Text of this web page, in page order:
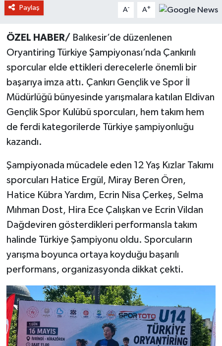
Paylaş A- A+
ÖZEL HABER/ Balıkesir’de düzenlenen
Oryantiring Türkiye Şampiyonası’nda Çankırılı
sporcular elde ettikleri derecelerle önemli bir
başarıya imza attı. Çankırı Gençlik ve Spor İl
Müdürlüğü bünyesinde yarışmalara katılan Eldivan
Gençlik Spor Kulübü sporcuları, hem takım hem
de ferdi kategorilerde Türkiye şampiyonluğu
kazandı.
Şampiyonada mücadele eden 12 Yaş Kızlar Takımı
sporcuları Hatice Ergül, Miray Beren Ören,
Hatice Kübra Yardım, Ecrin Nisa Çerkeş, Selma
Mıhman Dost, Hira Ece Çalışkan ve Ecrin Vildan
Dağdeviren gösterdikleri performansla takım
halinde Türkiye Şampiyonu oldu. Sporcuların
yarışma boyunca ortaya koyduğu başarılı
performans, organizasyonda dikkat çekti.